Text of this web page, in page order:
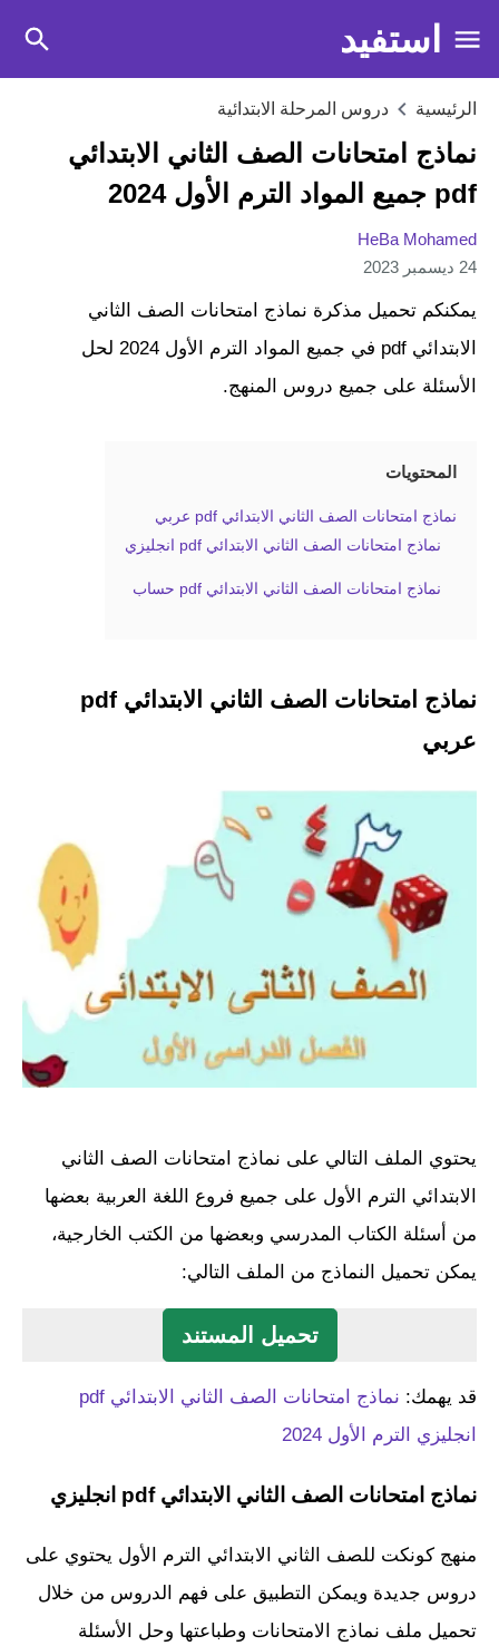
استفيد
الرئيسية دروس المرحلة الابتدائية
نماذج امتحانات الصف الثاني الابتدائي
pdf جميع المواد الترم الأول 2024
HeBa Mohamed
24 ديسمبر 2023
يمكنكم تحميل مذكرة نماذج امتحانات الصف الثاني
الابتدائي pdf في جميع المواد الترم الأول 2024 لحل
الأسئلة على جميع دروس المنهج.
المحتويات
نماذج امتحانات الصف الثاني الابتدائي pdf عربي
نماذج امتحانات الصف الثاني الابتدائي pdf انجليزي
نماذج امتحانات الصف الثاني الابتدائي pdf حساب
نماذج امتحانات الصف الثاني الابتدائي pdf
عربي
يحتوي الملف التالي على نماذج امتحانات الصف الثاني
الابتدائي الترم الأول على جميع فروع اللغة العربية بعضها
من أسئلة الكتاب المدرسي وبعضها من الكتب الخارجية،
يمكن تحميل النماذج من الملف التالي:
تحميل المستند
قد يهمك:
نماذج امتحانات الصف الثاني الابتدائي pdf
انجليزي الترم الأول 2024
نماذج امتحانات الصف الثاني الابتدائي pdf انجليزي
منهج كونكت للصف الثاني الابتدائي الترم الأول يحتوي على
دروس جديدة ويمكن التطبيق على فهم الدروس من خلال
تحميل ملف نماذج الامتحانات وطباعتها وحل الأسئلة